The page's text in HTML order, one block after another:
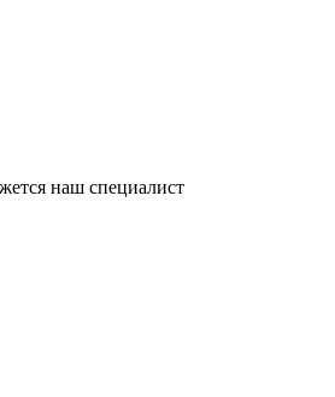
наш специалист